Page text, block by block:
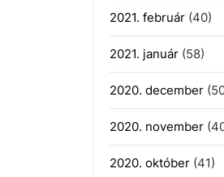
2021. február(40)
2021. január(58)
2020. december
2020. november
2020. október(41)